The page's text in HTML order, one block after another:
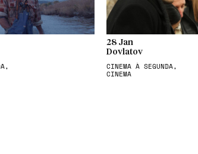
28 Jan
Dovlatov
CINEMA À SEGUNDA,
CINEMA